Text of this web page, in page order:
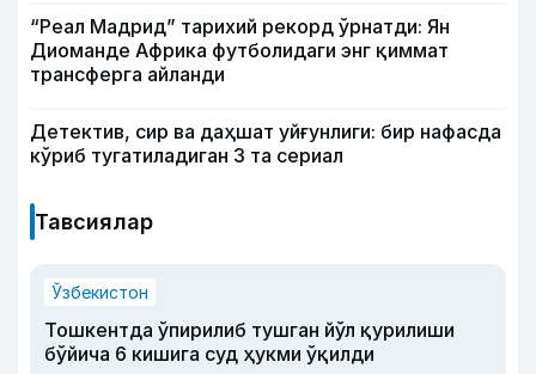
“Реал Мадрид” тарихий рекорд ўрнатди: Ян
Диоманде Африка футболидаги энг қиммат
трансферга айланди
Детектив, сир ва даҳшат уйғунлиги: бир нафасда
кўриб тугатиладиган 3 та сериал
Тавсиялар
Ўзбекистон
Тошкентда ўпирилиб тушган йўл қурилиши
бўйича 6 кишига суд ҳукми ўқилди